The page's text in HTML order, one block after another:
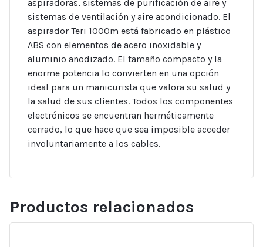
aspiradoras, sistemas de purificación de aire y
sistemas de ventilación y aire acondicionado. El
aspirador Teri 1000m está fabricado en plástico
ABS con elementos de acero inoxidable y
aluminio anodizado. El tamaño compacto y la
enorme potencia lo convierten en una opción
ideal para un manicurista que valora su salud y
la salud de sus clientes. Todos los componentes
electrónicos se encuentran herméticamente
cerrado, lo que hace que sea imposible acceder
involuntariamente a los cables.
Productos relacionados